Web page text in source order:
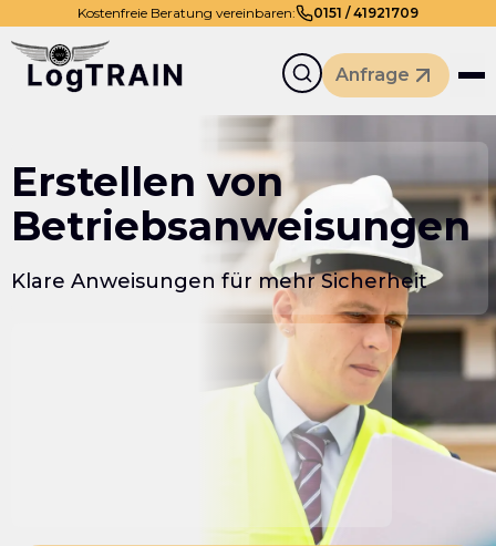
Kostenfreie Beratung vereinbaren: 0151 /41921709
Anfrage
Erstellen von
Betriebsanweisungen
Klare Anweisungen für mehr Sicherheit